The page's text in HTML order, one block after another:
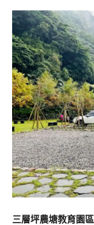
三層坪農塘教育園區